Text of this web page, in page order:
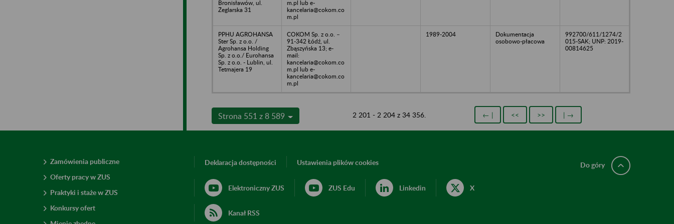
Bronisławów, ul.
Żeglarska 31
m.pl lub e-
kancelaria@cokom.co
m.pl
PPHU AGROHANSA
Ster Sp. z o.o. /
Agrohansa Holding
Sp. z o.o./ Eurohansa
Sp. z o.o. - Lublin, ul.
Tetmajera 19
COKOM Sp. z o.o. –
91-342 Łódź, ul.
Zbąszyńska 13; e-
mail:
kancelaria@cokom.co
m.pl lub e-
kancelaria@cokom.co
m.pl
1989-2004
Dokumentacja
osobowo-płacowa
992700/611/1274/2
015-SAK; UNP: 2019-
00814625
Strona 551 z 8 589 2 201 - 2 204 z 34 356. ← | << >> | →
Zamówienia publiczne
Oferty pracy w ZUS
Praktyki i staże w ZUS
Konkursy ofert
Deklaracja dostępności Ustawienia plików cookies
Elektroniczny ZUS ZUS Edu Linkedin X
Kanał RSS
Do góry